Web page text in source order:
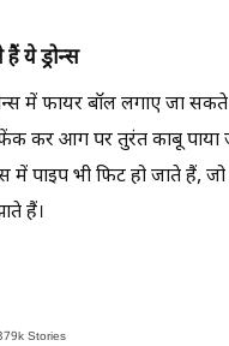
ये ड्रोन्स
में फायर बॉल लगाए जा
कर आग पर तुरंत काबू पाया
में पाइप भी फिट हो जाते हैं,
हैं।
Stories